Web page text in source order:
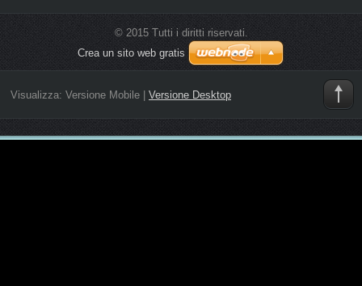
© 2015 Tutti i diritti riservati.
Crea un sito web gratis
Visualizza: Versione Mobile| Versione Desktop